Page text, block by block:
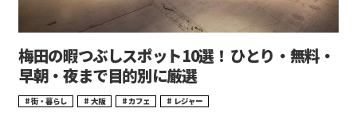
梅田の暇つぶしスポット10選！ ひとり・無料・
早朝・夜まで目的別に厳選
街・暮らし 大阪 カフェ レジャー